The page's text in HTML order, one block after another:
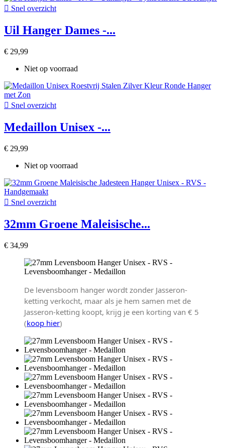
 Snel overzicht
Uil Hanger Dames -...
€ 29,99
Niet op voorraad
 Snel overzicht
Medaillon Unisex -...
€ 29,99
Niet op voorraad
 Snel overzicht
32mm Groene Maleisische...
€ 34,99
De levensboom hanger wordt zonder Jasseron-
ketting verkocht, maar als je hem samen met de
Jasseron-ketting koopt, krijg je een korting van € 5
(koop hier)